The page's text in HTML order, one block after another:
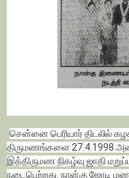
சென்னை பெரியார் திடலில்
திருமணங்களை 27.4.1998
இத்திருமண நிகழ்வு ஜாதி
நடைபெற்றது. நான்கு ஜோடி